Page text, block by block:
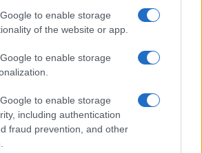
to enable storage
of the website or app.
to enable storage
to enable storage
including authentication
fraud prevention, and other